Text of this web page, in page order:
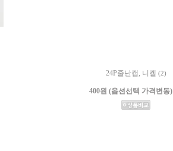
24P줄난캡, 니켈 (2)
400원 (옵션선택 가격변동)